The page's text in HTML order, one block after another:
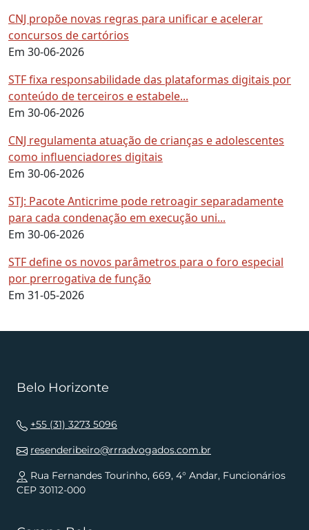
CNJ propõe novas regras para unificar e acelerar
concursos de cartórios
Em 30-06-2026
STF fixa responsabilidade das plataformas digitais por
conteúdo de terceiros e estabele...
Em 30-06-2026
CNJ regulamenta atuação de crianças e adolescentes
como influenciadores digitais
Em 30-06-2026
STJ: Pacote Anticrime pode retroagir separadamente
para cada condenação em execução uni...
Em 30-06-2026
STF define os novos parâmetros para o foro especial
por prerrogativa de função
Em 31-05-2026
Belo Horizonte
+55 (31) 3273 5096
resenderibeiro@rrradvogados.com.br
Rua Fernandes Tourinho, 669, 4° Andar, Funcionários
CEP 30112-000